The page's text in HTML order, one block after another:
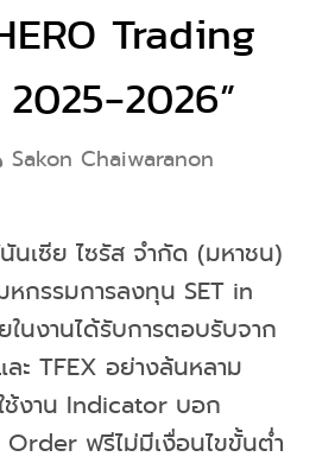
Trading
2026”
Sakon Chaiwaranon
เซีย ไซรัส จำกัด (มหาชน)
หกรรมการลงทุน SET in
นงานได้รับการตอบรับจาก
ะ TFEX อย่างล้นหลาม
งาน Indicator บอก
ฟรีไม่มีเงื่อนไขขั้นต่ำ